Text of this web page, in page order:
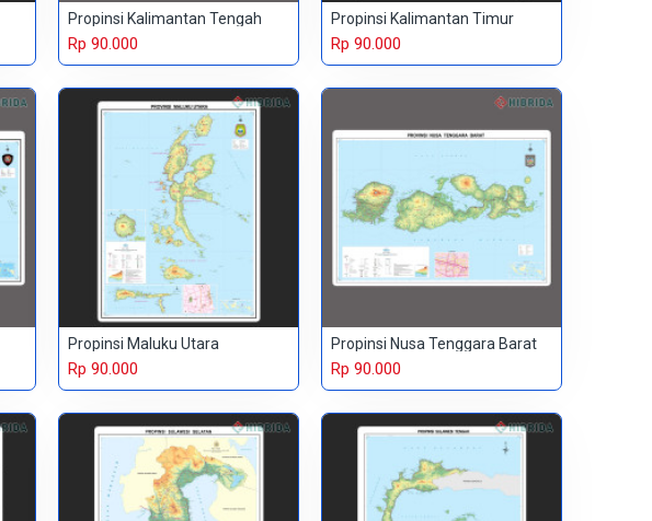
Propinsi Kalimantan Tengah
Rp 90.000
Propinsi Kalimantan Timur
Rp 90.000
Propinsi Maluku Utara
Rp 90.000
Propinsi Nusa Tenggara Barat
Rp 90.000